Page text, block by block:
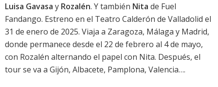
Luisa Gavasa y Rozalén. Y también Nita de Fuel
Fandango. Estreno en el Teatro Calderón de Valladolid el
31 de enero de 2025. Viaja a Zaragoza, Málaga y Madrid,
donde permanece desde el 22 de febrero al 4 de mayo,
con Rozalén alternando el papel con Nita. Después, el
tour se va a Gijón, Albacete, Pamplona, Valencia….